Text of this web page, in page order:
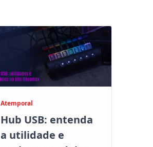
Atemporal
Hub USB: entenda
a utilidade e